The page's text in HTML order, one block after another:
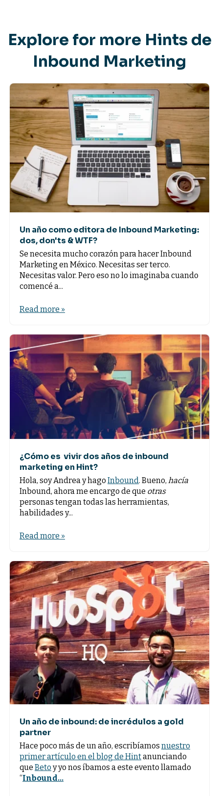
Explore for more Hints de
Inbound Marketing
Un año como editora de Inbound Marketing:
dos, don'ts & WTF?
Se necesita mucho corazón para hacer Inbound
Marketing en México. Necesitas ser terco.
Necesitas valor. Pero eso no lo imaginaba cuando
comencé a...
Read more »
¿Cómo es vivir dos años de inbound
marketing en Hint?
Hola, soy Andrea y hago Inbound. Bueno, hacía
Inbound, ahora me encargo de que otras
personas tengan todas las herramientas,
habilidades y...
Read more »
Un año de inbound: de incrédulos a gold
partner
Hace poco más de un año, escribíamos nuestro
primer artículo en el blog de Hintanunciando
que Beto y yo nos íbamos a este evento llamado
“Inbound...